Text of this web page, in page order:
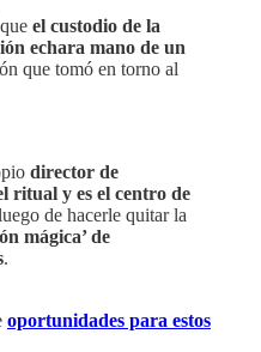
el custodio de la
echara mano de un
que tomó en torno al
director de
ritual y es el centro de
de hacerle quitar la
mágica’ de
.
oportunidades para estos